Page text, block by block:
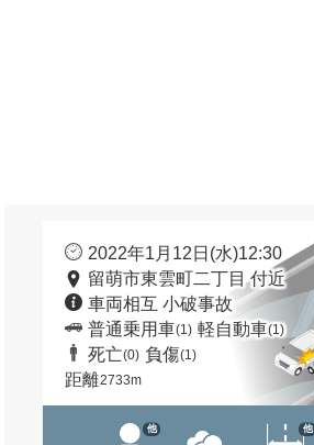
2022年1月12日(水)12:30
留萌市東雲町二丁目 付近
車両相互 小破事故
普通乗用車(1) 軽自動車(1)
死亡(0) 負傷(1)
距離2733m
他 他